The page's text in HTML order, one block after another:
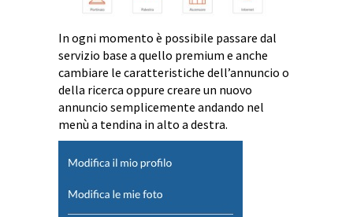
In ogni momento è possibile passare dal
servizio base a quello premium e anche
cambiare le caratteristiche dell’annuncio o
della ricerca oppure creare un nuovo
annuncio semplicemente andando nel
menù a tendina in alto a destra.